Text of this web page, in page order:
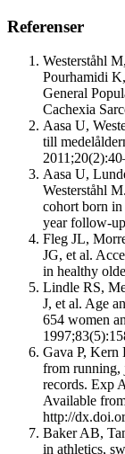
Referenser
Westerståhl
Pourhamidi
General
Cachexia
Aasa U,
till
Aasa U,
Westerståhl
cohort born
year follow-
Fleg JL,
JG, et al.
in healthy
Lindle RS,
J, et al. Age
654 women
Gava P, Kern
from running,
records. Exp
Available
http://
Baker AB,
in athletics,